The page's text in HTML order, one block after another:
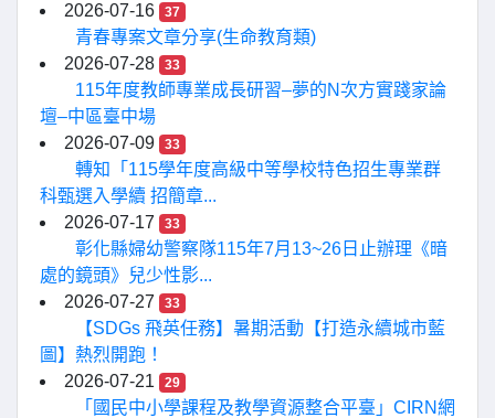
2026-07-16
37
青春專案文章分享(生命教育類)
2026-07-28
33
115年度教師專業成長研習–夢的N次方實踐家論
壇–中區臺中場
2026-07-09
33
轉知「115學年度高級中等學校特色招生專業群
科甄選入學續 招簡章...
2026-07-17
33
彰化縣婦幼警察隊115年7月13~26日止辦理《暗
處的鏡頭》兒少性影...
2026-07-27
33
【SDGs 飛英任務】暑期活動【打造永續城市藍
圖】熱烈開跑！
2026-07-21
29
「國民中小學課程及教學資源整合平臺」CIRN網